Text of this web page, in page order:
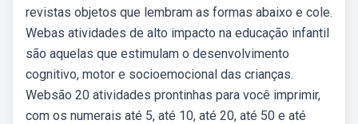
revistas objetos que lembram as formas abaixo e cole.
Webas atividades de alto impacto na educação infantil
são aquelas que estimulam o desenvolvimento
cognitivo, motor e socioemocional das crianças.
Websão 20 atividades prontinhas para você imprimir,
com os numerais até 5, até 10, até 20, até 50 e até